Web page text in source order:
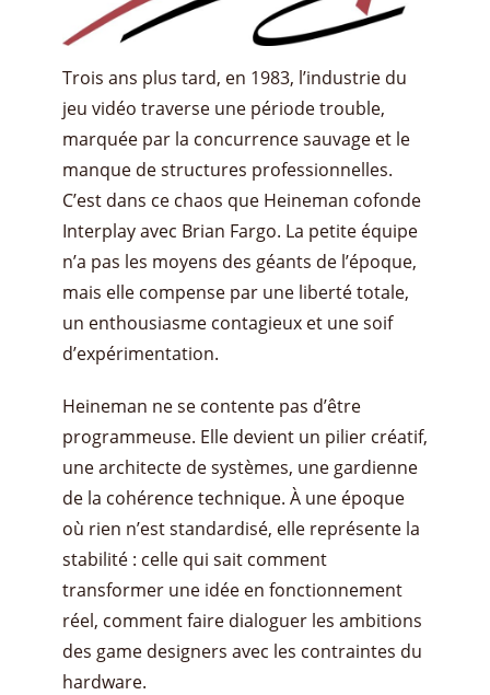
Trois ans plus tard, en 1983, l’industrie du
jeu vidéo traverse une période trouble,
marquée par la concurrence sauvage et le
manque de structures professionnelles.
C’est dans ce chaos que Heineman cofonde
Interplay avec Brian Fargo. La petite équipe
n’a pas les moyens des géants de l’époque,
mais elle compense par une liberté totale,
un enthousiasme contagieux et une soif
d’expérimentation.
Heineman ne se contente pas d’être
programmeuse. Elle devient un pilier créatif,
une architecte de systèmes, une gardienne
de la cohérence technique. À une époque
où rien n’est standardisé, elle représente la
stabilité : celle qui sait comment
transformer une idée en fonctionnement
réel, comment faire dialoguer les ambitions
des game designers avec les contraintes du
hardware.